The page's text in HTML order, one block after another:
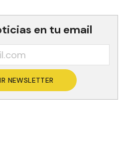
en tu email
NEWSLETTER